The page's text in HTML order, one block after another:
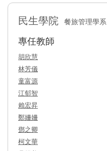
民生學院 餐旅管理學系
專任教師
胡欣慧
林芳儀
童富源
江郁智
賴宏昇
鄭姍姍
鄧之卿
柯文華